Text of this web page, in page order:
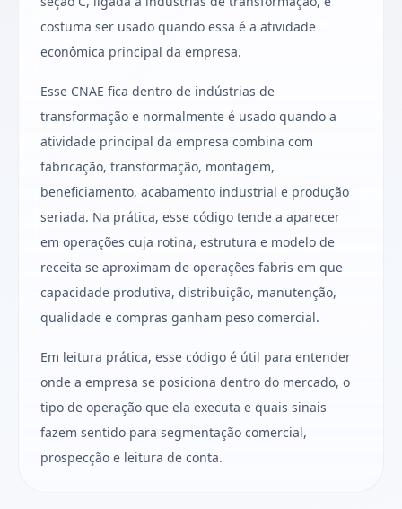
costuma ser usado quando essa é a atividade
econômica principal da empresa.
Esse CNAE fica dentro de indústrias de
transformação e normalmente é usado quando a
atividade principal da empresa combina com
fabricação, transformação, montagem,
beneficiamento, acabamento industrial e produção
seriada. Na prática, esse código tende a aparecer
em operações cuja rotina, estrutura e modelo de
receita se aproximam de operações fabris em que
capacidade produtiva, distribuição, manutenção,
qualidade e compras ganham peso comercial.
Em leitura prática, esse código é útil para entender
onde a empresa se posiciona dentro do mercado, o
tipo de operação que ela executa e quais sinais
fazem sentido para segmentação comercial,
prospecção e leitura de conta.